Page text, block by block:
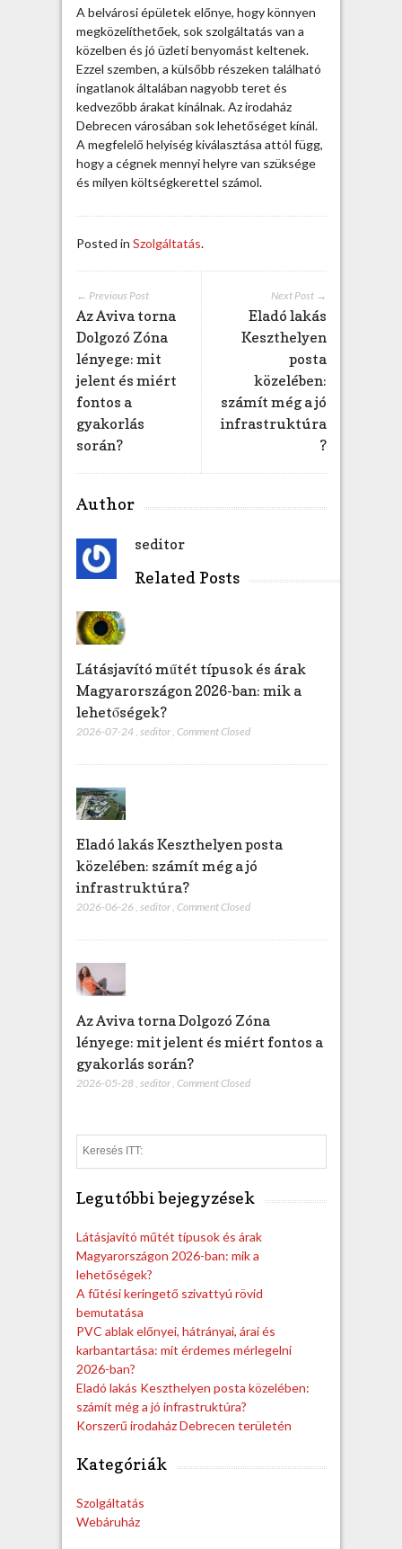
t
e
r
ü
l
e
t
é
n
b
j
y
A belvárosi épületek előnye, hogy könnyen
megközelíthetőek, sok szolgáltatás van a
közelben és jó üzleti benyomást keltenek.
Ezzel szemben, a külsőbb részeken található
ingatlanok általában nagyobb teret és
kedvezőbb árakat kínálnak. Az irodaház
Debrecen városában sok lehetőséget kínál.
A megfelelő helyiség kiválasztása attól függ,
hogy a cégnek mennyi helyre van szüksége
és milyen költségkerettel számol.
Posted in Szolgáltatás.
Next Post →
Eladó lakás
Keszthelyen
posta
közelében:
számít még a jó
infrastruktúra
?
← Previous Post
Az Aviva torna
Dolgozó Zóna
lényege: mit
jelent és miért
fontos a
gyakorlás
során?
Author
seditor
Related Posts
Látásjavító műtét típusok és árak
Magyarországon 2026-ban: mik a
lehetőségek?
2026-07-24 seditor Comment Closed
Eladó lakás Keszthelyen posta
közelében: számít még a jó
infrastruktúra?
2026-06-26 , seditor, Comment Closed
Az Aviva torna Dolgozó Zóna
lényege: mit jelent és miért fontos a
gyakorlás során?
2026-05-28 seditor Comment Closed
e
Legutóbbi bejegyzések
Látásjavító műtét típusok és árak
Magyarországon 2026-ban: mik a
lehetőségek?
A fűtési keringető szivattyú rövid
bemutatása
PVC ablak előnyei, hátrányai, árai és
karbantartása: mit érdemes mérlegelni
2026-ban?
Eladó lakás Keszthelyen posta közelében:
számít még a jó infrastruktúra?
Korszerű irodaház Debrecen területén
Kategóriák
Szolgáltatás
Webáruház